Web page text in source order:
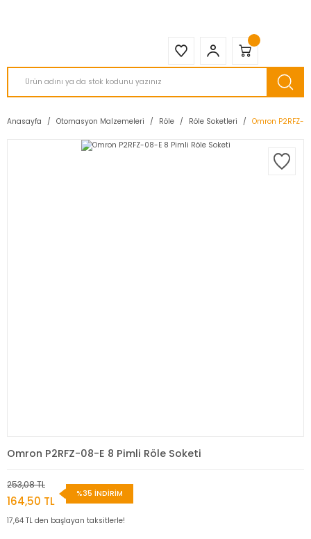
Anasayfa Otomasyon Malzemeleri Röle Röle Soketleri Omron P2RFZ-
Omron P2RFZ-08-E 8 Pimli Röle Soketi
253,08 TL
164,50 TL
%35 İNDİRİM
17,64 TL den başlayan taksitlerle!